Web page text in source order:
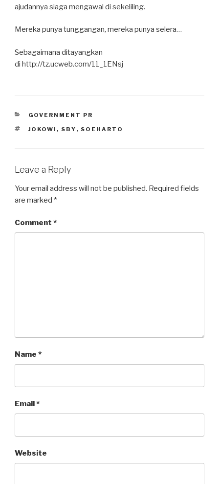
ajudannya siaga mengawal di sekeliling.
Mereka punya tunggangan, mereka punya selera…
Sebagaimana ditayangkan
di http://tz.ucweb.com/11_1ENsj
CATEGORIES
GOVERNMENT PR
TAGS
JOKOWI , SBY , SOEHARTO
Leave a Reply
Your email address will not be published. Required fields
are marked *
Comment *
Name *
Email *
Website